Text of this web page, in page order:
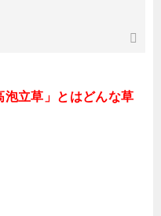
泡立草」とはどんな草